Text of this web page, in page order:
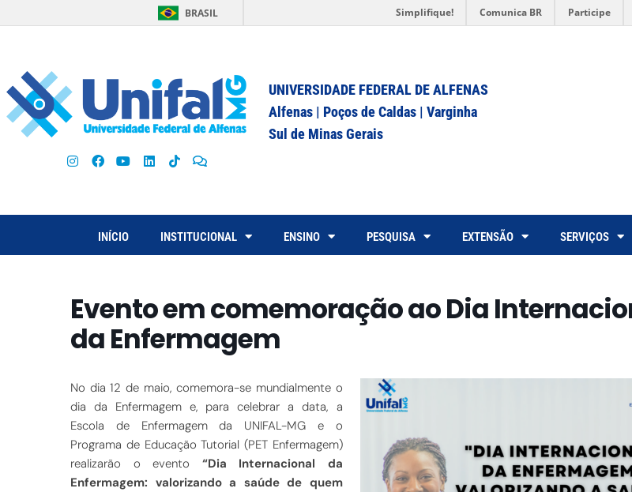
BRASIL Simplifique! Comunica BR Participe
UNIVERSIDADE FEDERAL DE ALFENAS
Alfenas | Poços de Caldas | Varginha
Sul de Minas Gerais
INÍCIO INSTITUCIONAL ENSINO PESQUISA EXTENSÃO SERVIÇOS
Evento em comemoração ao Dia
da Enfermagem
No dia 12 de maio, comemora-se mundialmente o
dia da Enfermagem e, para celebrar a data, a
Escola de Enfermagem da UNIFAL-MG e o
Programa de Educação Tutorial (PET Enfermagem)
realizarão o evento “Dia Internacional da
Enfermagem: valorizando a saúde de quem